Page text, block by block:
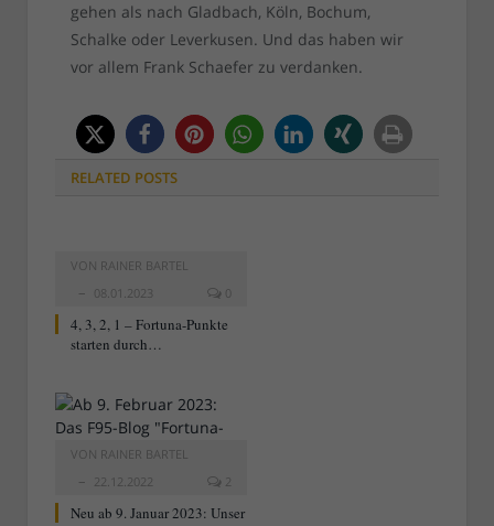
gehen als nach Gladbach, Köln, Bochum,
Schalke oder Leverkusen. Und das haben wir
vor allem Frank Schaefer zu verdanken.
RELATED POSTS
VON RAINER BARTEL
08.01.2023
0
4, 3, 2, 1 – Fortuna-Punkte
starten durch…
VON RAINER BARTEL
22.12.2022
2
Neu ab 9. Januar 2023: Unser